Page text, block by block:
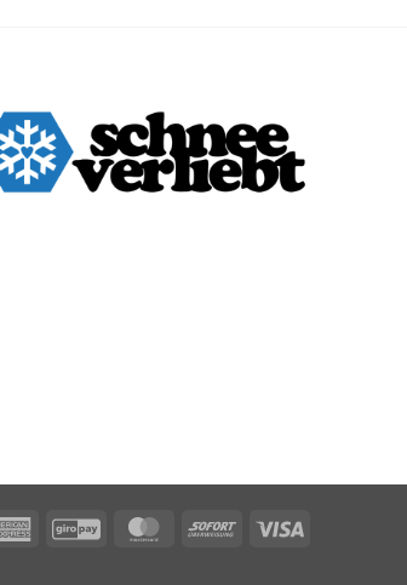
AmericanGiroPay MasterCardSofort